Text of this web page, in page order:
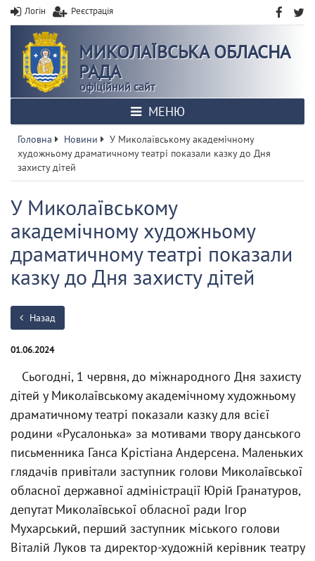
Логін Реєстрація
МИКОЛАЇВСЬКА ОБЛАСНА
РАДА
офіційний сайт
МЕНЮ
Головна Новини
У Миколаївському академічному
художньому драматичному театрі показали казку до Дня
захисту дітей
У Миколаївському
академічному художньому
драматичному театрі показали
казку до Дня захисту дітей
Назад
01.06.2024
Сьогодні, 1 червня, до міжнародного Дня захисту
дітей у Миколаївському академічному художньому
драматичному театрі показали казку для всієї
родини «Русалонька» за мотивами твору данського
письменника Ганса Крістіана Андерсена. Маленьких
глядачів привітали заступник голови Миколаївської
обласної державної адміністрації Юрій Гранатуров,
депутат Миколаївської обласної ради Ігор
Мухарський, перший заступник міського голови
Віталій Луков та директор-художній керівник театру